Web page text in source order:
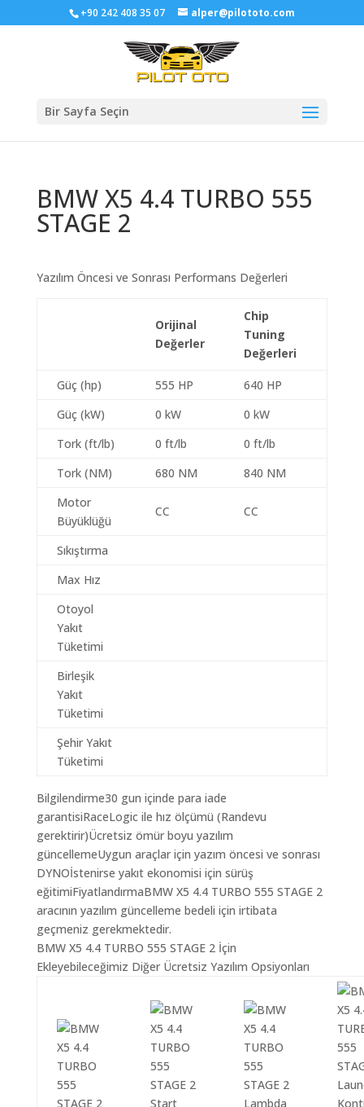
+90 242 408 35 07 alper@pilototo.com
Bir Sayfa Seçin
BMW X5 4.4 TURBO 555
STAGE 2
Yazılım Öncesi ve Sonrası Performans Değerleri
Orijinal
Değerler
Chip
Tuning
Değerleri
Güç (hp) 555 HP
640 HP
Güç (kW)
0 kW
0 kW
Tork (ft/lb)
0 ft/lb
0 ft/lb
Tork (NM)
680 NM
840 NM
Motor
Büyüklüğü
CC CC
Sıkıştırma
Max Hız
Otoyol
Yakıt
Tüketimi
Birleşik
Yakıt
Tüketimi
Şehir Yakıt
Tüketimi
Bilgilendirme30 gun içinde para iade
garantisiRaceLogic ile hız ölçümü (Randevu
gerektirir)Ücretsiz ömür boyu yazılım
güncellemeUygun araçlar için yazım öncesi ve sonrası
DYNOİstenirse yakıt ekonomisi için sürüş
eğitimiFiyatlandırmaBMW X5 4.4 TURBO 555 STAGE 2
aracının yazılım güncelleme bedeli için irtibata
geçmeniz gerekmektedir.
BMW X5 4.4 TURBO 555 STAGE 2 İçin
Ekleyebileceğimiz Diğer Ücretsiz Yazılım Opsiyonları